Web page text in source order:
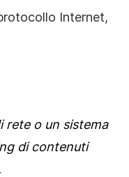
Internet,
rete o un sistema
di contenuti